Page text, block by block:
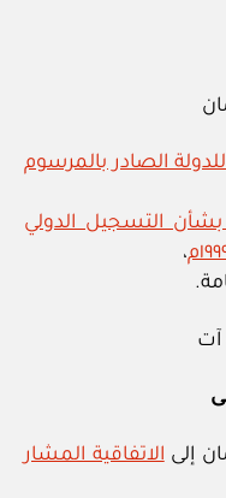
الصادر بالمرسوم
بشأن التسجيل الدولي
،
آت
إلى الاتفاقية المشار